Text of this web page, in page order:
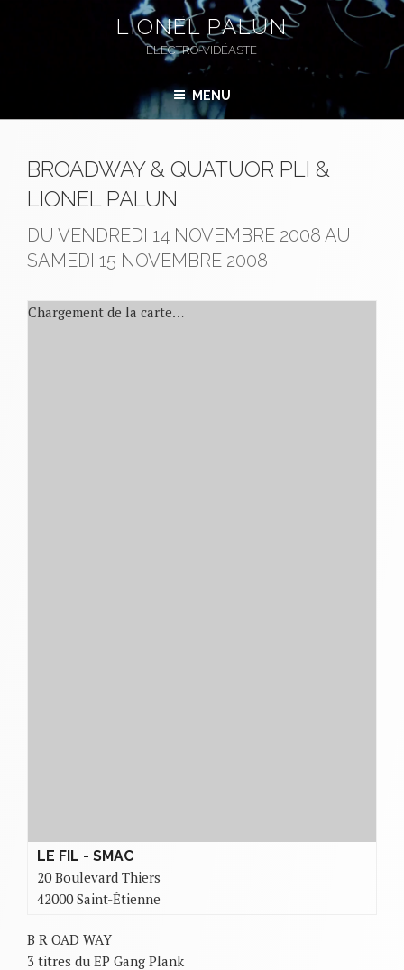
LIONEL PALUN
ELECTRO-VIDÉASTE
MENU
BROADWAY & QUATUOR PLI &
LIONEL PALUN
DU VENDREDI 14 NOVEMBRE 2008 AU
SAMEDI 15 NOVEMBRE 2008
Chargement de la carte…
LE FIL - SMAC
20 Boulevard Thiers
42000 Saint-Étienne
B R OAD WAY
3 titres du EP Gang Plank